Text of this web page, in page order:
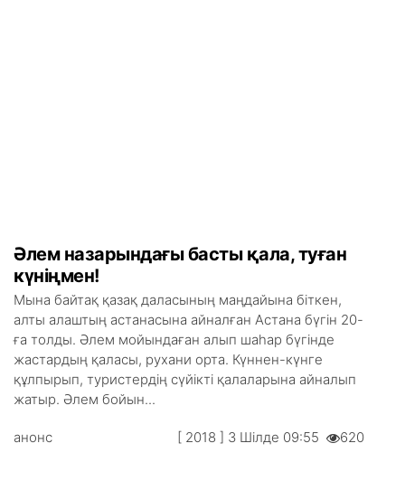
Әлем назарындағы басты қала, туған
күніңмен!
Мына байтақ қазақ даласының маңдайына біткен,
алты алаштың астанасына айналған Астана бүгін 20-
ға толды. Әлем мойындаған алып шаһар бүгінде
жастардың қаласы, рухани орта. Күннен-күнге
құлпырып, туристердің сүйікті қалаларына айналып
жатыр. Әлем бойын...
анонс [ 2018 ] 3 Шілде 09:55 620